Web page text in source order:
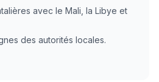
avec le Mali, la Libye et
des autorités locales.